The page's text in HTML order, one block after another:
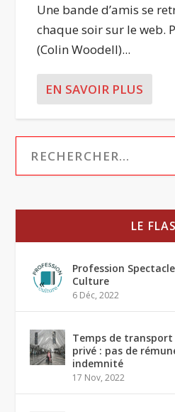
Une bande d’amis se
chaque soir sur le web.
(Colin Woodell)...
EN SAVOIR PLUS
LE
Profession
Culture
6 Déc, 2022
Temps de transport
privé : pas de
indemnité
17 Nov, 2022